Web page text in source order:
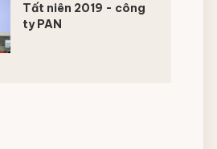
Tất niên 2019 - công
ty PAN